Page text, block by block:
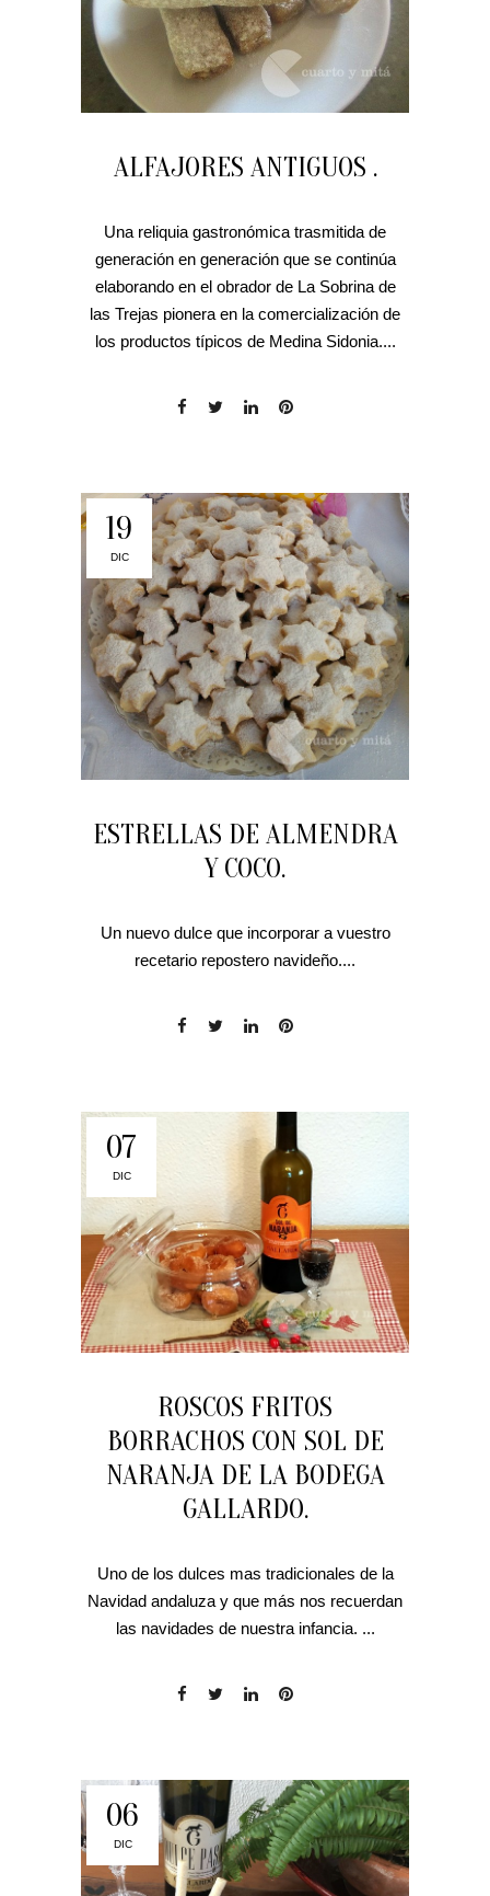
ALFAJORES ANTIGUOS .
Una reliquia gastronómica trasmitida de
generación en generación que se continúa
elaborando en el obrador de La Sobrina de
las Trejas pionera en la comercialización de
los productos típicos de Medina Sidonia....
19
DIC
ESTRELLAS DE ALMENDRA
Y COCO.
Un nuevo dulce que incorporar a vuestro
recetario repostero navideño....
07
DIC
ROSCOS FRITOS
BORRACHOS CON SOL DE
NARANJA DE LA BODEGA
GALLARDO.
Uno de los dulces mas tradicionales de la
Navidad andaluza y que más nos recuerdan
las navidades de nuestra infancia. ...
06
DIC